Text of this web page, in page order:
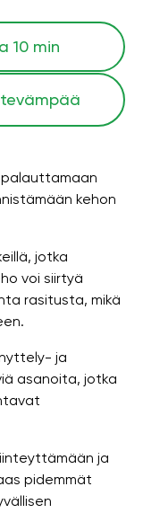
10 min
kehon
jotka
voi siirtyä
rasitusta, mikä
ja
asanoita, jotka
ja
pidemmät